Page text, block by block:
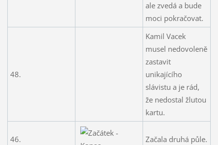
ale zvedá a bude
moci pokračovat.
48.
Kamil Vacek
musel nedovoleně
zastavit
unikajícího
slávistu a je rád,
že nedostal žlutou
kartu.
46. Začala druhá půle.